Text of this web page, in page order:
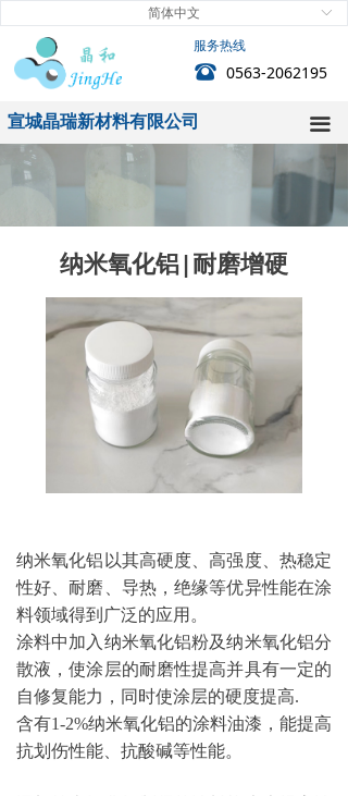
宣城晶瑞新材料有限公司 끀
首页
关于我们
新闻中心
产品中心
客户服务
人力资源
뀰
服务热线
0563-2062195
ꀅ
简体中文
纳米氧化铝以其高硬度、高强度、热稳定
性好、耐磨、导热，绝缘等优异性能在涂
料领域得到广泛的应用。
涂料中加入纳米氧化铝粉及纳米氧化铝分
散液，使涂层的耐磨性提高并具有一定的
自修复能力，同时使涂层的硬度提高.
含有1-2%纳米氧化铝的涂料油漆，能提高
抗划伤性能、抗酸碱等性能。
纳米氧化铝|耐磨增硬